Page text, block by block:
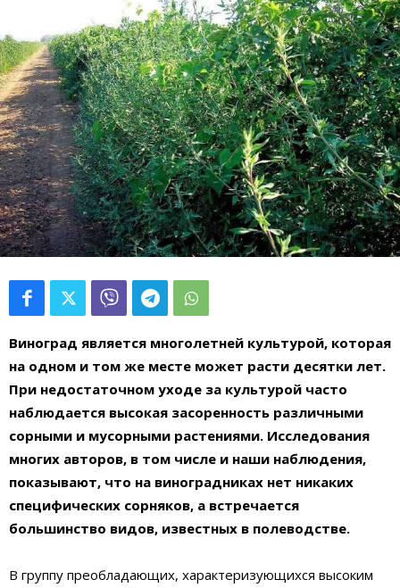
Виноград является многолетней культурой, которая
на одном и том же месте может расти десятки лет.
При недостаточном уходе за культурой часто
наблюдается высокая засоренность различными
сорными и мусорными растениями. Исследования
многих авторов, в том числе и наши наблюдения,
показывают, что на виноградниках нет никаких
специфических сорняков, а встречается
большинство видов, известных в полеводстве.
В группу преобладающих, характеризующихся высоким